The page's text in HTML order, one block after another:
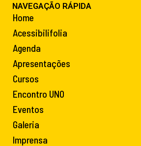
NAVEGAÇÃO RÁPIDA
Home
Acessibilifolia
Agenda
Apresentações
Cursos
Encontro UNO
Eventos
Galeria
Imprensa